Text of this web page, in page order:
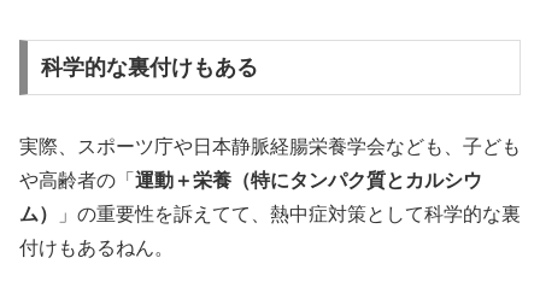
科学的な裏付けもある
実際、スポーツ庁や日本静脈経腸栄養学会なども、子ども
や高齢者の「 運動＋栄養（特にタンパク質とカルシウ
ム）
」の重要性を訴えてて、熱中症対策として科学的な裏
付けもあるねん。